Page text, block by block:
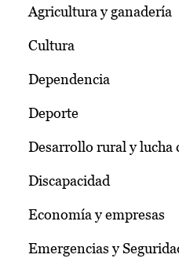
Agricultura y ganadería
Cultura
Dependencia
Deporte
Desarrollo rural y lucha
Discapacidad
Economía y empresas
Emergencias y